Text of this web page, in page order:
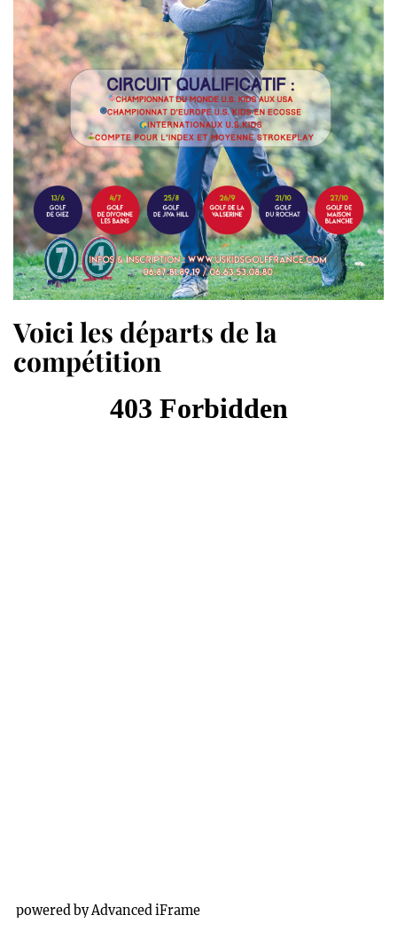
Voici les départs de la
compétition
powered by Advanced iFrame